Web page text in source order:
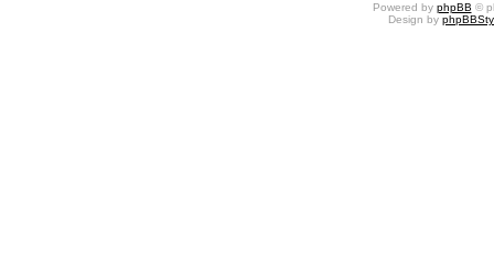
Powered by phpBB ©
Design by